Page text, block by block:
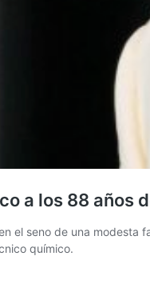
a los 88 años
el seno de una modesta
químico.